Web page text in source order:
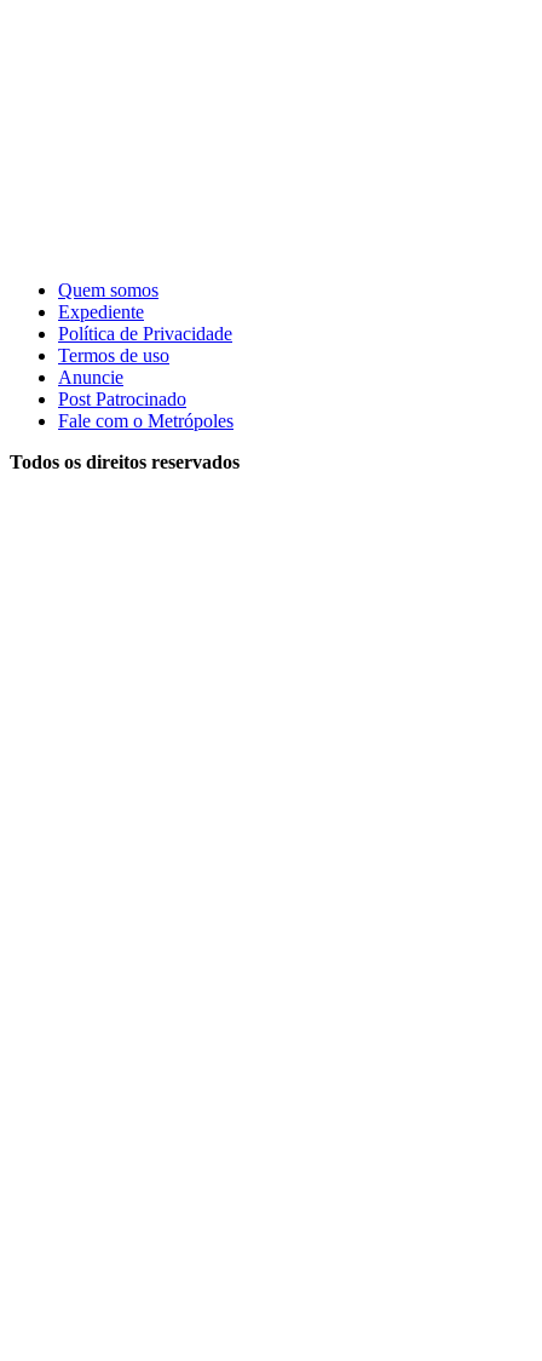
Quem somos
Expediente
Política de Privacidade
Termos de uso
Anuncie
Post Patrocinado
Fale com o Metrópoles
Todos os direitos reservados